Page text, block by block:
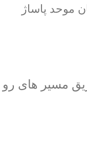
موحد پاساژ
مسیر های رو